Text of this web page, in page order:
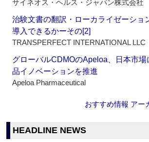
サイネオス・ヘルス・ジャパン株式会社
治験文書の翻訳・ローカライゼーショ
導入できるかーその[2]
TRANSPERFECT INTERNATIONAL LLC
グローバルCDMOのApeloa、日本市
品イノベーションを推進
Apeloa Pharmaceutical
おすすめ情報 アー
HEADLINE NEWS